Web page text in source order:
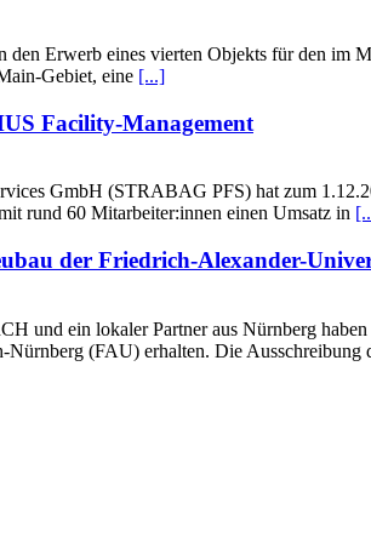
Erwerb eines vierten Objekts für den im
Gebiet, eine [...]
Facility-Management
GmbH (STRABAG PFS) hat zum
rund 60 Mitarbeiter:innen einen Umsatz in
der Friedrich-Alexander-
und ein lokaler Partner aus Nürnberg
(FAU) erhalten. Die Ausschreibung